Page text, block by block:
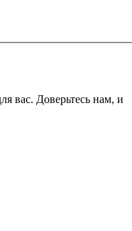
вас. Доверьтесь нам, и